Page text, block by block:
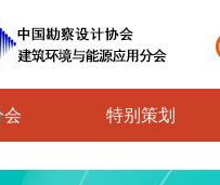
会 特别策划